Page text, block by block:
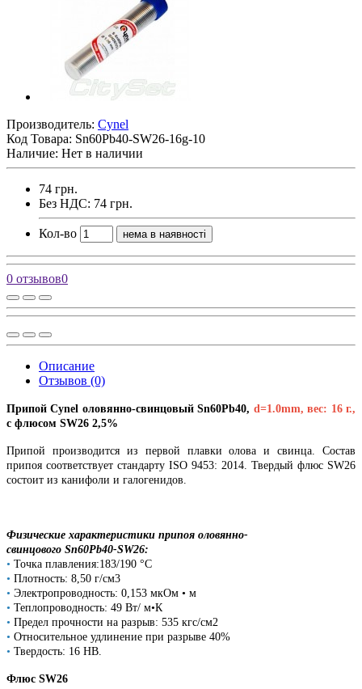
Производитель: Cynel
Код Товара: Sn60Pb40-SW26-16g-10
Наличие: Нет в наличии
74 грн.
Без НДС: 74 грн.
Кол-во нема в наявності
0 отзывов0
Описание
Отзывов (0)
Припой Cynel оловянно-свинцовый Sn60Pb40, d=1.0mm, вес: 16 г.,
с флюсом SW26 2,5%
Припой производится из первой плавки олова и свинца. Состав
припоя соответствует стандарту ISO 9453: 2014. Твердый флюс SW26
состоит из канифоли и галогенидов.
Физические характеристики припоя оловянно-
свинцового Sn60Pb40-SW26:
• Точка плавления:183/190 °C
• Плотность: 8,50 г/см3
• Электропроводность: 0,153 мкОм • м
• Теплопроводность: 49 Вт/ м•К
• Предел прочности на разрыв: 535 кгс/см2
• Относительное удлинение при разрыве 40%
• Твердость: 16 HB.
Флюс SW26